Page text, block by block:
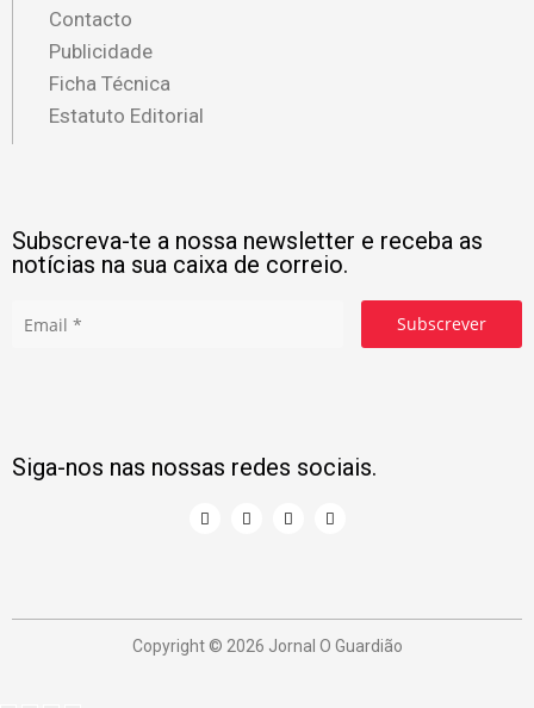
Contacto
Publicidade
Ficha Técnica
Estatuto Editorial
Subscreva-te a nossa newsletter e receba as
notícias na sua caixa de correio.
Subscrever
Siga-nos nas nossas redes sociais.
Copyright © 2026 Jornal O Guardião